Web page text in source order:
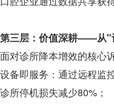
第三层：价值深耕——从"
面对诊所降本增效的核心
设备即服务：通过远程监
诊所停机损失减少80%；